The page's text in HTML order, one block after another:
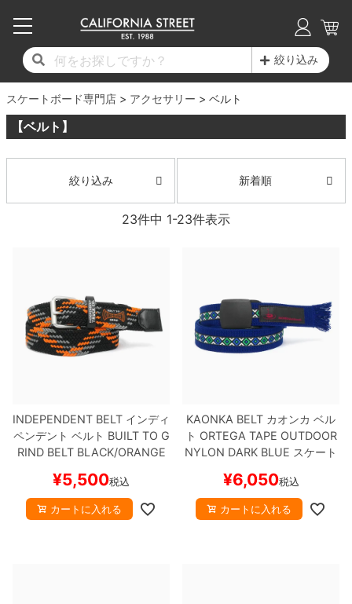
絞り込み
スケートボード専門店 アクセサリー ベルト
【ベルト】
絞り込み 新着順
23件中 1-23件表示
INDEPENDENT BELT インディ
ペンデント ベルト BUILT TO G
RIND BELTBLACK/ORANGE
¥5,500税込
カートに入れる
KAONKA BELT カオンカ ベル
ト ORTEGA TAPE OUTDOOR
NYLON DARK BLUE スケート
¥6,050税込
カートに入れる
17時までのご注文は当日発送！
11,000円以上で送料無料！
毎月1日はポイント5倍！10日と20日は3倍！
コンプリートセット（完成品）
デッキ
17時までのご注文は当日発送！
11,000円以上で送料無料！
毎月1日はポイント5倍！10日と20日は3倍！
デッキ新着一覧
デッキブランド一覧（全てのデッキ）
サイズからデッキを選ぶ
子供用デッキ
7.0inch以下
7.2inch
7.7inch
7.8inch
8.0inch
8.1inch
8.2inch
17時までのご注文は当日発送！
11,000円以上で送料無料！
毎月1日はポイント5倍！10日と20日は3倍！
トラック新着一覧
トラックブランド一覧（全てのトラック）
適合デッキサイズから選ぶ
7.0inch以下
7.2inch
7.3inch
7.8inch
7.9inch
8.1inch
8.2inch
8.3inch
17時までのご注文は当日発送！
11,000円以上で送料無料！
毎月1日はポイント5倍！10日と20日は3倍！
ウィール新着一覧
ウィールブランド一覧（全てのウィール）
ウィールをサイズから選ぶ
50mm
51mm
52mm
56mm
57mm
59mm
60mm
62mm
ボーンズ XF（エックスフォーミュラ）
ボーンズ STF（エスティーエフ）
ラ）
ソフトウィール（クルーザー）
ベアリング
デッキテープ
パーツ・その他
ヘルメット・パッド
17時までのご注文は当日発送！
11,000円以上で送料無料！
毎月1日はポイント5倍！10日と20日は3倍！
シューズ新着一覧
シューズブランド一覧
シューズをサイズから選ぶ
20cm
21cm
22cm
24cm
24.5cm
25.5cm
26cm
26.5cm
インソール
シューレース・その他
17時までのご注文は当日発送！
11,000円以上で送料無料！
毎月1日はポイント5倍！10日と20日は3倍！
Tシャツ
ロングスリーブTシャツ
トレーナー・セーター
パンツ
長袖ボタンシャツ
半袖シャツ
17時までのご注文は当日発送！
11,000円以上で送料無料！
毎月1日はポイント5倍！10日と20日は3倍！
最新ブログ一覧
カテゴリー
17時までのご注文は当日発送！
11,000円以上で送料無料！
毎月1日はポイント5倍！10日と20日は3倍！
初心者の方へ
ブランド紹介
INFO
17時までのご注文は当日発送！
11,000円以上で送料無料！
毎月1日はポイント5倍！10日と20日は3倍！
店舗情報
ショップライダー紹介
求人情報
プライバシーポリシー